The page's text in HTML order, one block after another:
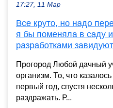
17:27, 11 Мар
Все круто, но надо
я бы поменяла в саду
разработками
Прогород Любой дачный
организм. То, что
первый год, спустя
раздражать. Р...